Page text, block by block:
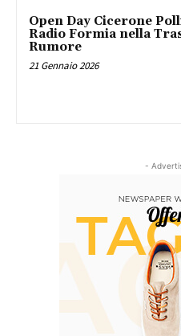
Open Day Cicerone
Radio Formia nella
Rumore
21 Gennaio 2026
-